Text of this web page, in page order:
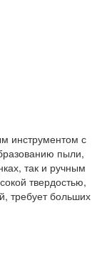
инструментом с
пыли,
так и ручным
твердостью,
требует больших